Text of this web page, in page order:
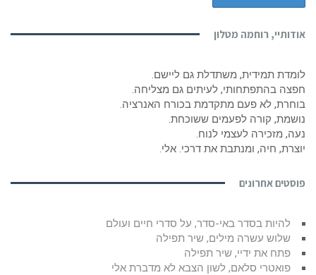
אודותיי, רוחמה מטלון
לומדת תמידית, משתדלת גם ליישם.
חפצה בהתפתחותי, לעיתים גם מצליחה.
בוחרת, לא פעם מתקדמת בכורח האנרציה.
נושמת, קורה לפעמים ששוכחת.
נעה, מזכירה לעצמי לנוח.
יוצרת, חיה, ומנתבת את דרכי. אלי.
פוסטים אחרונים
להיות בסדר באי-סדר, על סדרי חיים ועולם
שלוש עשרה מילים, שיר תפילה
פתח את ידיי, שיר תפילה
פואטרי סלאם, לשון הצבא לא מדברת אלי